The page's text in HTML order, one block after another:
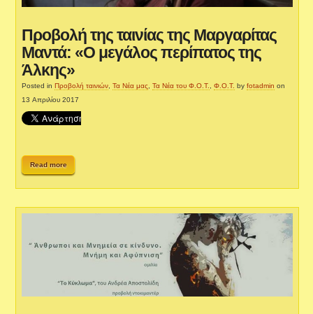
Προβολή της ταινίας της Μαργαρίτας
Μαντά: «Ο μεγάλος περίπατος της
Άλκης»
Posted in Προβολή ταινιών,Τα Νέα μας,Τα Νέα του Φ.Ο.Τ.,Φ.Ο.Τ. byfotadmin on
13 Απριλίου 2017
Read more